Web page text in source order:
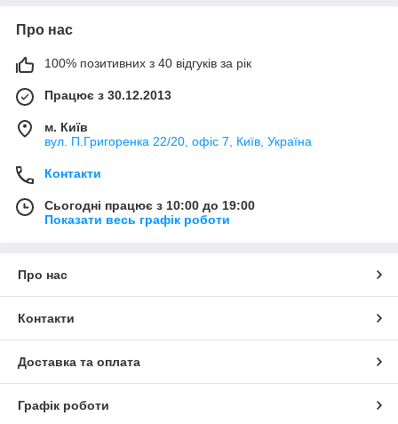
Про нас
100% позитивних з 40 відгуків за рік
Працює з 30.12.2013
м. Київ
вул. П.Григоренка 22/20, офіс 7, Київ, Україна
Контакти
Сьогодні працює з 10:00 до 19:00
Показати весь графік роботи
Про нас
Контакти
Доставка та оплата
Графік роботи